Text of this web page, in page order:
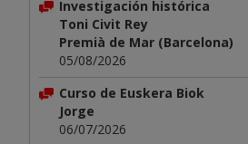
Investigación histórica
Toni Civit Rey
Premià de Mar (Barcelona)
05/08/2026
Curso de Euskera Biok
Jorge
06/07/2026